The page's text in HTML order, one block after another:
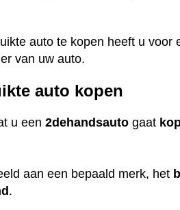
auto te kopen heeft u voor
van uw auto.
auto kopen
u een2dehandsauto gaat
aan een bepaald merk, het
.